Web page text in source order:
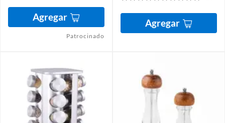
Agregar
Patrocinado
Agregar